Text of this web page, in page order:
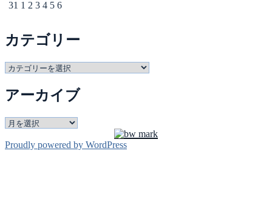
31 1 2 3 4 5 6
カテゴリー
カ
ゴ
ー
アーカイブ
ア
カ
Proudly powered by WordPress